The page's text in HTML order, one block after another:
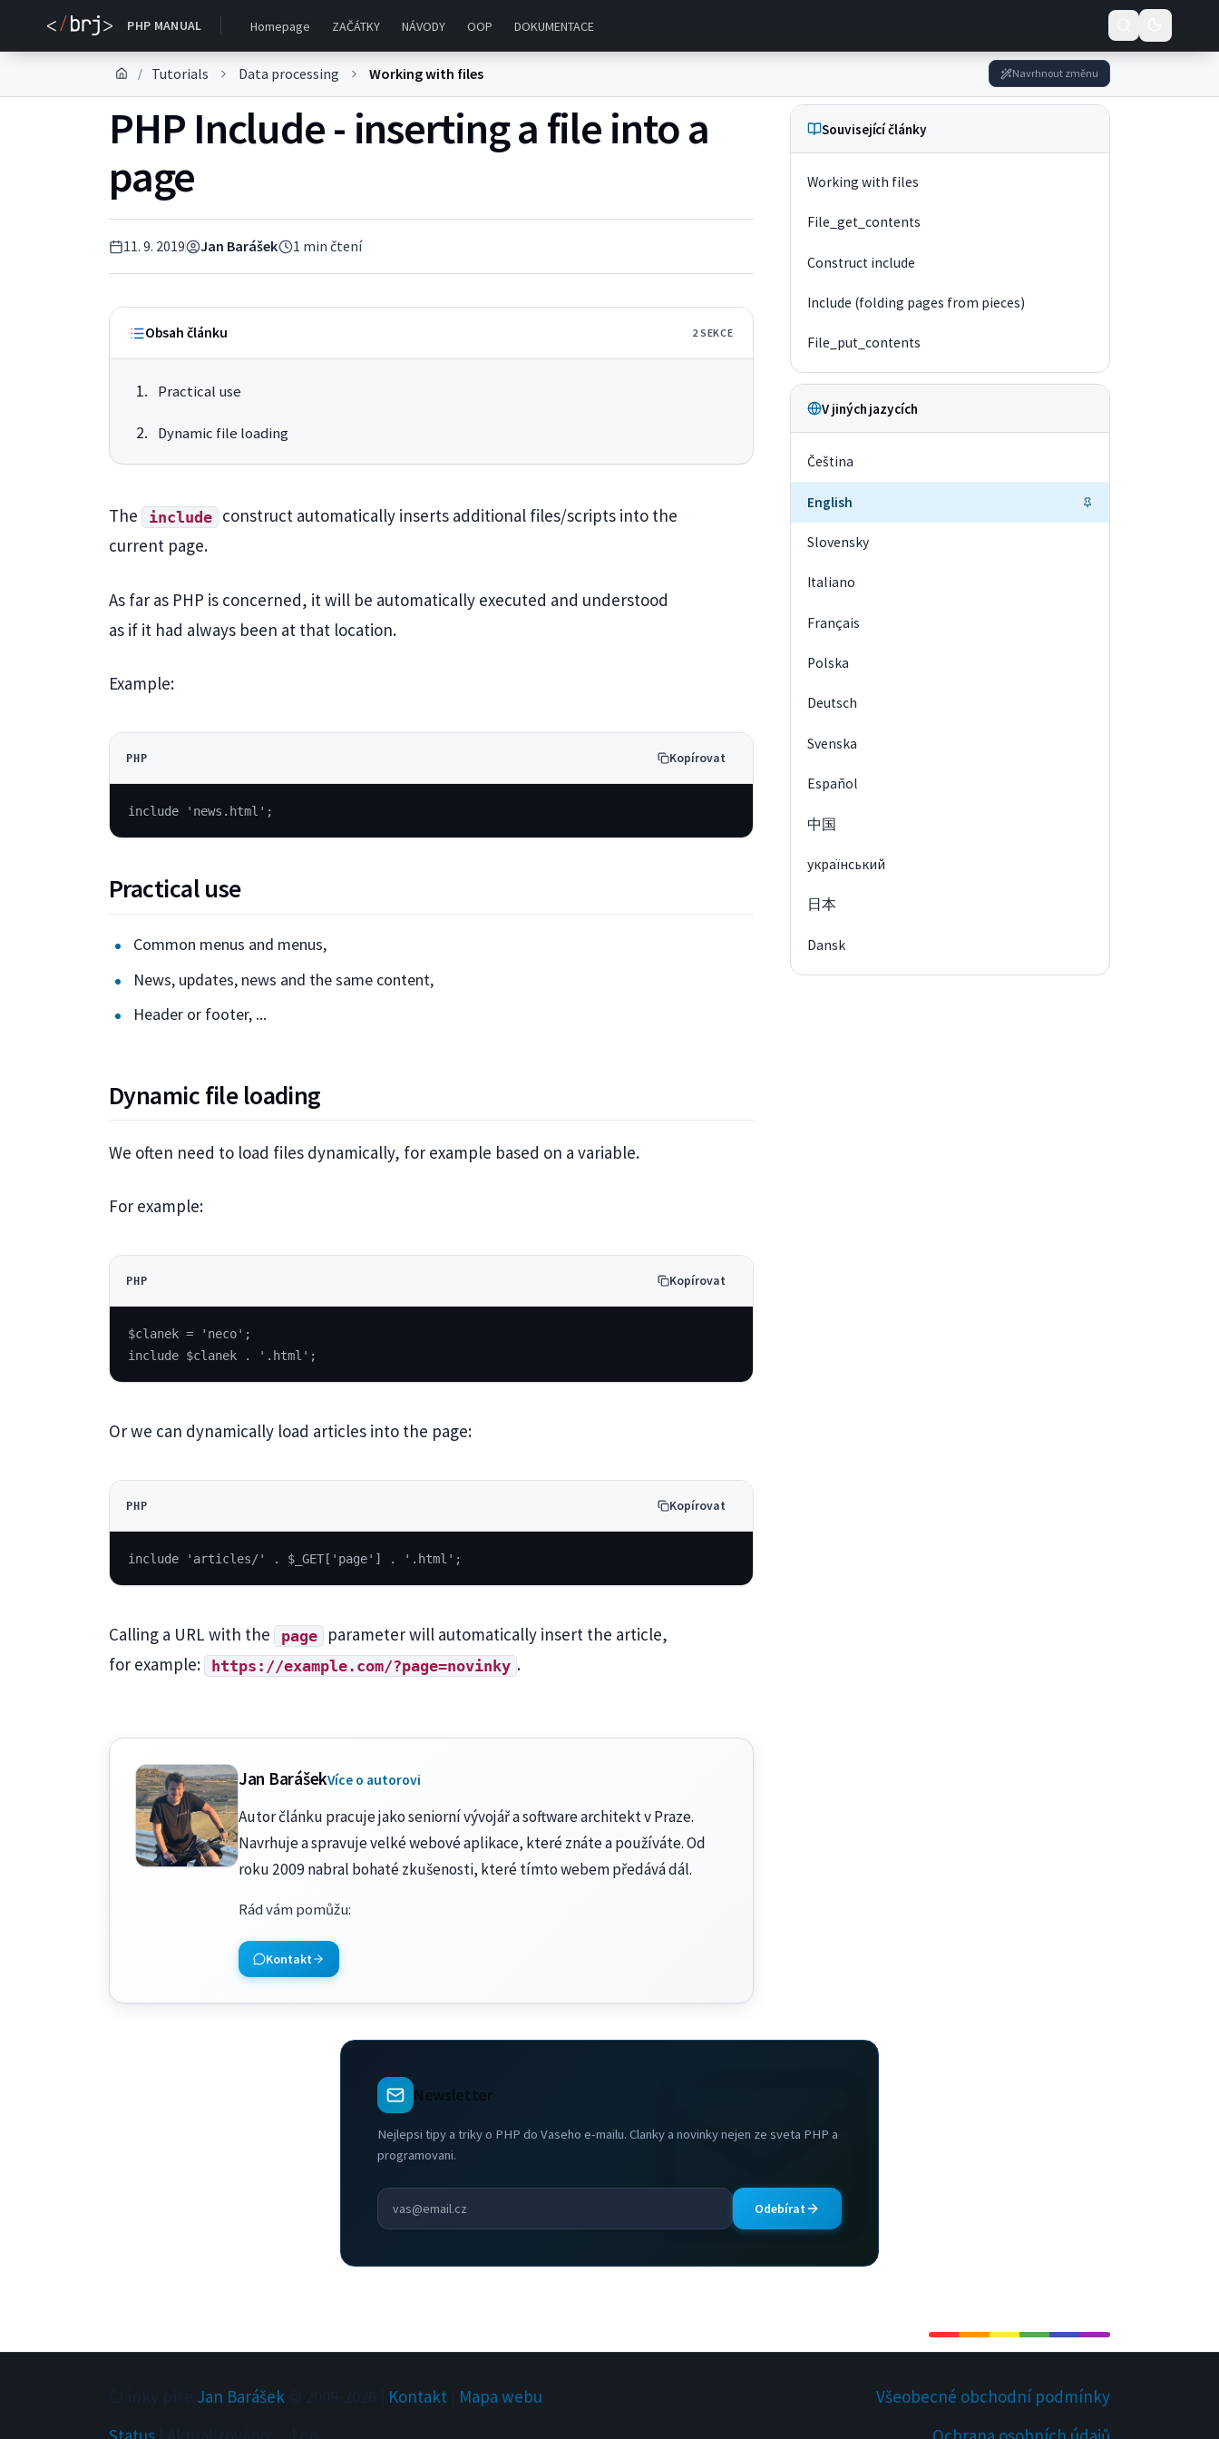
PHP MANUAL Homepage ZAČÁTKY NÁVODY OOP DOKUMENTACE
/ Tutorials Data processing Working with files Navrhnout změnu
PHP Include - inserting a file into a
page
11. 9. 2019 Jan Barášek 1 min čtení
Obsah článku 2 SEKCE
Practical use
Dynamic file loading
The include
construct automatically inserts additional files/scripts into the
current page.
As far as PHP is concerned, it will be automatically executed and understood
as if it had always been at that location.
Example:
PHP Kopírovat
include 'news.html';
Practical use
Common menus and menus,
News, updates, news and the same content,
Header or footer, ...
Dynamic file loading
We often need to load files dynamically, for example based on a variable.
For example:
PHP Kopírovat
$clanek = 'neco';
include $clanek . '.html';
Or we can dynamically load articles into the page:
PHP Kopírovat
include 'articles/' . $_GET['page'] . '.html';
Calling a URL with the page
parameter will automatically insert the article,
for example:
https://example.com/?page=novinky .
Jan BarášekVíce o autorovi
Autor článku pracuje jako seniorní vývojář a software architekt v Praze.
Navrhuje a spravuje velké webové aplikace, které znáte a používáte. Od
roku 2009 nabral bohaté zkušenosti, které tímto webem předává dál.
Rád vám pomůžu:
Kontakt
Související články
Working with files
File_get_contents
Construct include
Include (folding pages from pieces)
File_put_contents
V jiných jazycích
Čeština
English
Slovensky
Italiano
Français
Polska
Deutsch
Svenska
Español
中国
український
日本
Dansk
Newsletter
Nejlepsi tipy a triky o PHP do Vaseho e-mailu. Clanky a novinky nejen ze sveta PHP a
programovani.
Odebírat
Jan Barášek Kontakt
Mapa webu
Všeobecné obchodní podmínky